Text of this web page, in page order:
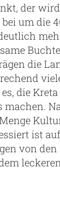
der
um die
die
die
machen.
ist
von